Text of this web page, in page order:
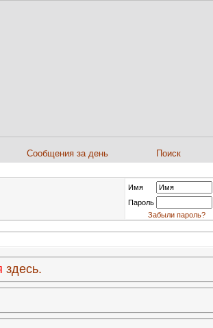
Сообщения за день Поиск
Имя
Пароль
Забыли пароль?
здесь.